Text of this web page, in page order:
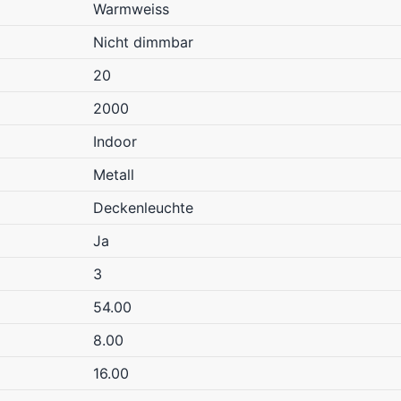
Warmweiss
Nicht dimmbar
20
2000
Indoor
Metall
Deckenleuchte
Ja
3
54.00
8.00
16.00